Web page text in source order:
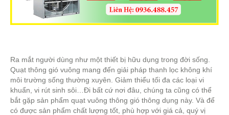
Ra mắt người dùng như một thiết bị hữu dụng trong đời sống.
Quạt thông gió vuông mang đến giải pháp thanh lọc không khí
môi trường sống thường xuyên. Giảm thiểu tối đa các loại vi
khuẩn, vi rút sinh sôi…Đi bất cứ nơi đâu, chúng ta cũng có thể
bắt gặp sản phẩm quạt vuông thông gió thông dụng này. Và để
có được sản phẩm chất lượng tốt, phù hợp với giá cả, quý vị